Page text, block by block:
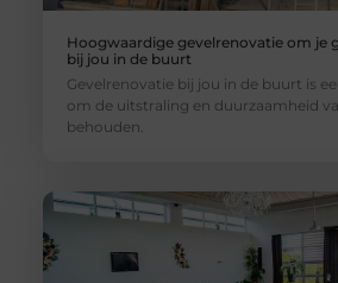
Hoogwaardige gevelrenovatie om je
bij jou in de buurt
Gevelrenovatie bij jou in de buurt is
om de uitstraling en duurzaamheid
behouden.